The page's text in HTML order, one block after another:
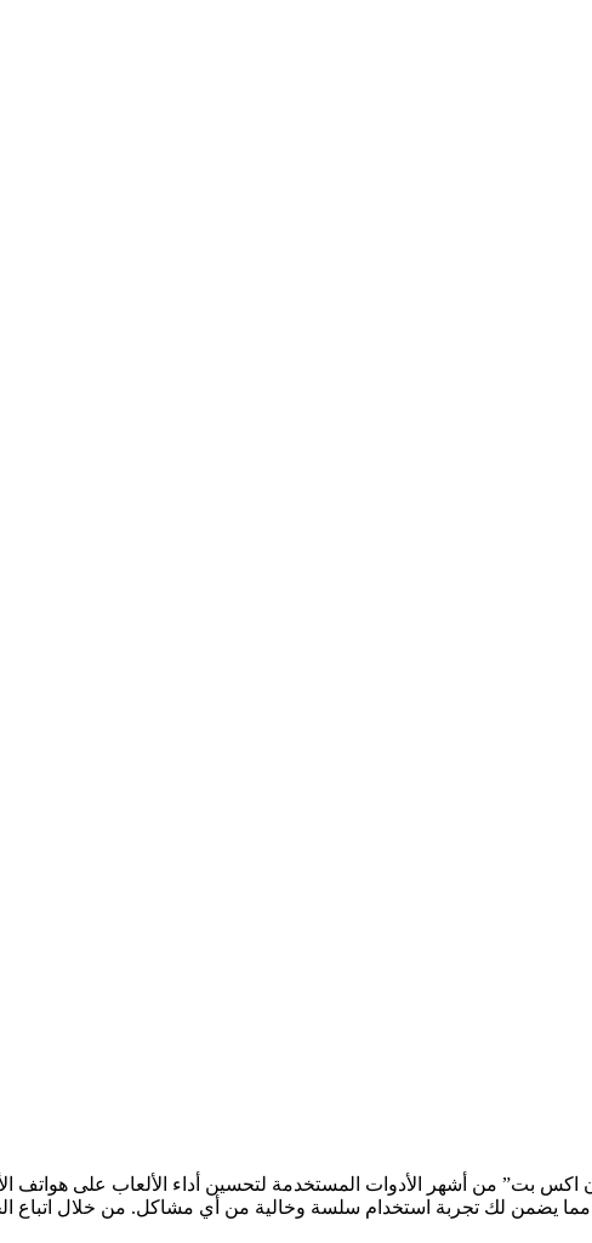
اكس بت” من أشهر الأدوات المستخدمة لتحسين أداء الألعاب على